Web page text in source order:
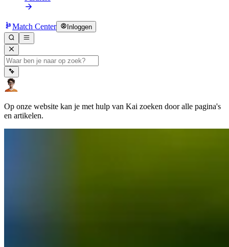
Match Center Inloggen
Op onze website kan je met hulp van Kai zoeken door alle pagina's
en artikelen.